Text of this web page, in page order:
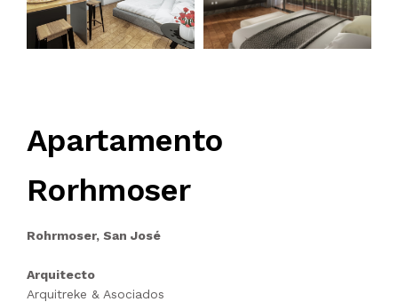
Apartamento
Rorhmoser
Rohrmoser, San José
Arquitecto
Arquitreke & Asociados